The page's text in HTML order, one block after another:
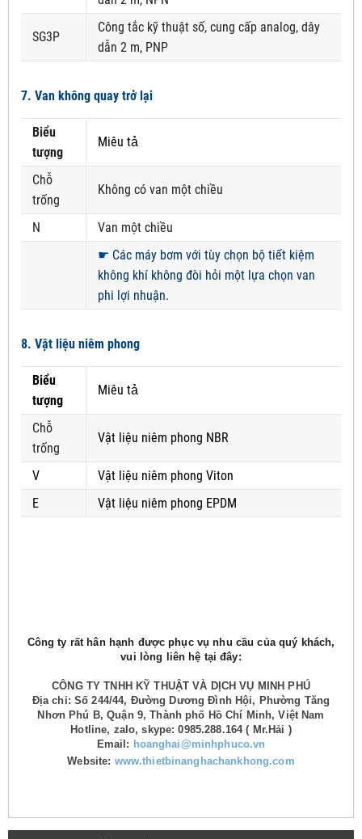
SG3P
Công tắc kỹ thuật số, cung cấp analog, dây
dẫn 2 m, PNP
7. Van không quay trở lại
Biểu
tượng
Miêu tả
Chỗ
trống
Không có van một chiều
N
Van một chiều
☛ Các máy bơm với tùy chọn bộ tiết kiệm
không khí không đòi hỏi một lựa chọn van
phi lợi nhuận.
8. Vật liệu niêm phong
Biểu
tượng
Miêu tả
Chỗ
trống
Vật liệu niêm phong NBR
V
Vật liệu niêm phong Viton
E
Vật liệu niêm phong EPDM
Công ty rất hân hạnh được phục vụ nhu cầu của quý khách,
vui lòng liên hệ tại đây:
CÔNG TY TNHH KỸ THUẬT VÀ DỊCH VỤ MINH PHÚ
Địa chỉ: Số 244/44, Đường Dương Đình Hội, Phường Tăng
Nhơn Phú B, Quận 9, Thành phố Hồ Chí Minh, Việt Nam
Hotline, zalo, skype: 0985.288.164 ( Mr.Hải )
Email: hoanghai@minhphuco.vn
Website: www.thietbinanghachankhong.com